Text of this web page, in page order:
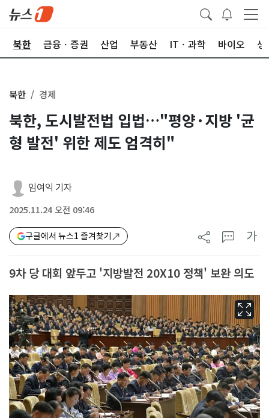
북한 금융ㆍ증권 산업 부동산 ITㆍ과학 바이오 생
북한 경제
북한, 도시발전법 입법…"평양·지방 '균
형 발전' 위한 제도 엄격히"
임여익 기자
2025.11.24 오전 09:46
구글에서 뉴스1 즐겨찾기 가
9차 당 대회 앞두고 '지방발전 20X10 정책' 보완 의도